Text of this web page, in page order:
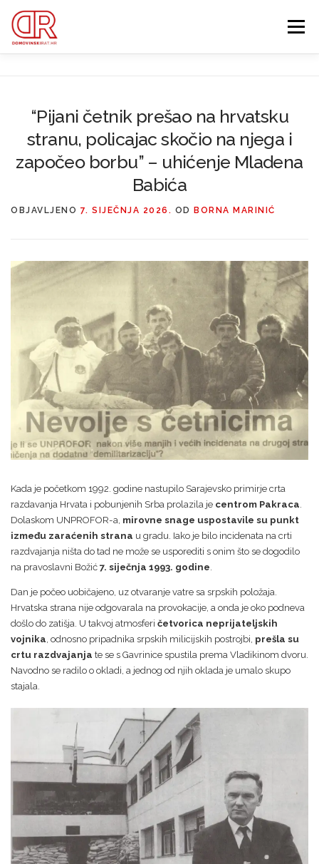
sadržaj
Izbornik
IZDVOJENE KATEGORIJE O MENI MEMBERSHIP
“Pijani četnik prešao na hrvatsku
stranu, policajac skočio na njega i
započeo borbu” – uhićenje Mladena
Babića
OBJAVLJENO 7. SIJEČNJA 2026. OD BORNA MARINIĆ
Kada je početkom 1992. godine nastupilo Sarajevsko primirje crta
razdavanja Hrvata i pobunjenih Srba prolazila je centrom Pakraca
Dolaskom UNPROFOR-a, mirovne snage uspostavile su punkt
između zaraćenih strana u gradu. Iako je bilo incidenata na crti
razdvajanja ništa do tad ne može se usporediti s onim što se dogodilo
na pravoslavni Božić 7. siječnja 1993. godine
Dan je počeo uobičajeno, uz otvaranje vatre sa srpskih položaja.
Hrvatska strana nije odgovarala na provokacije, a onda je oko podneva
došlo do zatišja. U takvoj atmosferi četvorica neprijateljskih
vojnika , odnosno pripadnika srpskih milicijskih postrojbi, prešla su
crtu razdvajanja te se s Gavrinice spustila prema Vladikinom dvoru.
Navodno se radilo o okladi, a jednog od njih oklada je umalo skupo
stajala.